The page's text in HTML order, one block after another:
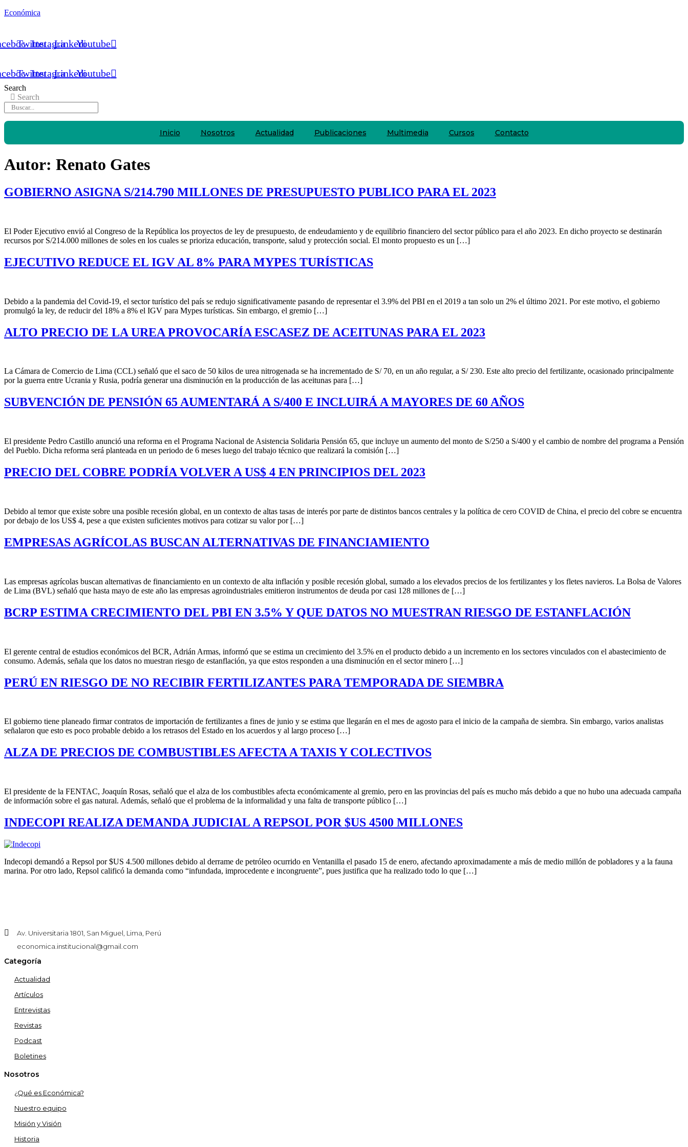
Económica
TwitterInstagramLinkedinYoutube
TwitterInstagramLinkedinYoutube
Search
Search
Inicio Nosotros Actualidad Publicaciones Multimedia Cursos Contacto
Autor: Renato Gates
GOBIERNO ASIGNA S/214.790 MILLONES DE PRESUPUESTO PUBLICO PARA EL 2023
El Poder Ejecutivo envió al Congreso de la República los proyectos de ley de presupuesto, de endeudamiento y de equilibrio financiero del sector público para el año 2023. En dicho proyecto se destinarán
recursos por S/214.000 millones de soles en los cuales se prioriza educación, transporte, salud y protección social. El monto propuesto es un […]
EJECUTIVO REDUCE EL IGV AL 8% PARA MYPES TURÍSTICAS
Debido a la pandemia del Covid-19, el sector turístico del país se redujo significativamente pasando de representar el 3.9% del PBI en el 2019 a tan solo un 2% el último 2021. Por este motivo, el gobierno
promulgó la ley, de reducir del 18% a 8% el IGV para Mypes turísticas. Sin embargo, el gremio […]
ALTO PRECIO DE LA UREA PROVOCARÍA ESCASEZ DE ACEITUNAS PARA EL 2023
La Cámara de Comercio de Lima (CCL) señaló que el saco de 50 kilos de urea nitrogenada se ha incrementado de S/ 70, en un año regular, a S/ 230. Este alto precio del fertilizante, ocasionado principalmente
por la guerra entre Ucrania y Rusia, podría generar una disminución en la producción de las aceitunas para […]
SUBVENCIÓN DE PENSIÓN 65 AUMENTARÁ A S/400 E INCLUIRÁ A MAYORES DE 60 AÑOS
El presidente Pedro Castillo anunció una reforma en el Programa Nacional de Asistencia Solidaria Pensión 65, que incluye un aumento del monto de S/250 a S/400 y el cambio de nombre del programa a Pensión
del Pueblo. Dicha reforma será planteada en un periodo de 6 meses luego del trabajo técnico que realizará la comisión […]
PRECIO DEL COBRE PODRÍA VOLVER A US$ 4 EN PRINCIPIOS DEL 2023
Debido al temor que existe sobre una posible recesión global, en un contexto de altas tasas de interés por parte de distintos bancos centrales y la política de cero COVID de China, el precio del cobre se encuentra
por debajo de los US$ 4, pese a que existen suficientes motivos para cotizar su valor por […]
EMPRESAS AGRÍCOLAS BUSCAN ALTERNATIVAS DE FINANCIAMIENTO
Las empresas agrícolas buscan alternativas de financiamiento en un contexto de alta inflación y posible recesión global, sumado a los elevados precios de los fertilizantes y los fletes navieros. La Bolsa de Valores
de Lima (BVL) señaló que hasta mayo de este año las empresas agroindustriales emitieron instrumentos de deuda por casi 128 millones de […]
BCRP ESTIMA CRECIMIENTO DEL PBI EN 3.5% Y QUE DATOS NO MUESTRAN RIESGO DE ESTANFLACIÓN
El gerente central de estudios económicos del BCR, Adrián Armas, informó que se estima un crecimiento del 3.5% en el producto debido a un incremento en los sectores vinculados con el abastecimiento de
consumo. Además, señala que los datos no muestran riesgo de estanflación, ya que estos responden a una disminución en el sector minero […]
PERÚ EN RIESGO DE NO RECIBIR FERTILIZANTES PARA TEMPORADA DE SIEMBRA
El gobierno tiene planeado firmar contratos de importación de fertilizantes a fines de junio y se estima que llegarán en el mes de agosto para el inicio de la campaña de siembra. Sin embargo, varios analistas
señalaron que esto es poco probable debido a los retrasos del Estado en los acuerdos y al largo proceso […]
ALZA DE PRECIOS DE COMBUSTIBLES AFECTA A TAXIS Y COLECTIVOS
El presidente de la FENTAC, Joaquín Rosas, señaló que el alza de los combustibles afecta económicamente al gremio, pero en las provincias del país es mucho más debido a que no hubo una adecuada campaña
de información sobre el gas natural. Además, señaló que el problema de la informalidad y una falta de transporte público […]
INDECOPI REALIZA DEMANDA JUDICIAL A REPSOL POR $US 4500 MILLONES
Indecopi demandó a Repsol por $US 4.500 millones debido al derrame de petróleo ocurrido en Ventanilla el pasado 15 de enero, afectando aproximadamente a más de medio millón de pobladores y a la fauna
marina. Por otro lado, Repsol calificó la demanda como “infundada, improcedente e incongruente”, pues justifica que ha realizado todo lo que […]
Av. Universitaria 1801, San Miguel, Lima, Perú
economica.institucional@gmail.com
Categoría
Actualidad
Artículos
Entrevistas
Revistas
Podcast
Boletines
Nosotros
¿Qué es Económica?
Nuestro equipo
Misión y Visión
Historia